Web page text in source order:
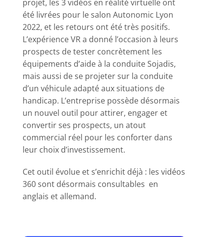
projet, les 3 vidéos en réalité virtuelle ont
été livrées pour le salon Autonomic Lyon
2022, et les retours ont été très positifs.
L’expérience VR a donné l’occasion à leurs
prospects de tester concrètement les
équipements d’aide à la conduite Sojadis,
mais aussi de se projeter sur la conduite
d’un véhicule adapté aux situations de
handicap. L’entreprise possède désormais
un nouvel outil pour attirer, engager et
convertir ses prospects, un atout
commercial réel pour les conforter dans
leur choix d’investissement.
Cet outil évolue et s’enrichit déjà : les vidéos
360 sont désormais consultables en
anglais et allemand.